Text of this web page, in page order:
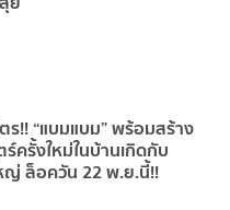
ร!! “แบมแบม” พร้อมสร้าง
ครั้งใหม่ในบ้านเกิดกับ
ญ่ ล็อควัน 22 พ.ย.นี้!!